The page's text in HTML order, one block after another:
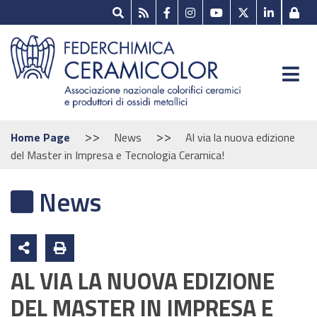
Home Page >> News >>
Al via la nuova edizione
del Master in Impresa e Tecnologia Ceramica!
News
AL VIA LA NUOVA EDIZIONE
DEL MASTER IN IMPRESA E